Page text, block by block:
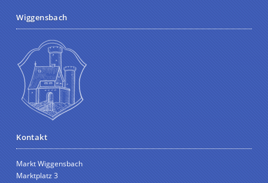
Wiggensbach
Kontakt
Markt Wiggensbach
Marktplatz 3